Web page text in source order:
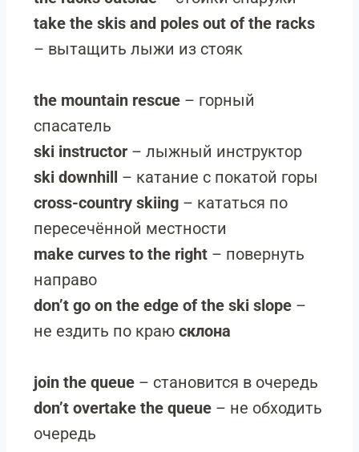
take the skis and poles out of the racks
– вытащить лыжи из стояк
the mountain rescue – горный
спасатель
ski instructor – лыжный инструктор
ski downhill – катание с покатой горы
cross-country skiing – кататься по
пересечённой местности
make curves to the right – повернуть
направо
don’t go on the edge of the ski slope –
не ездить по краю склона
join the queue – становится в очередь
don’t overtake the queue – не обходить
очередь